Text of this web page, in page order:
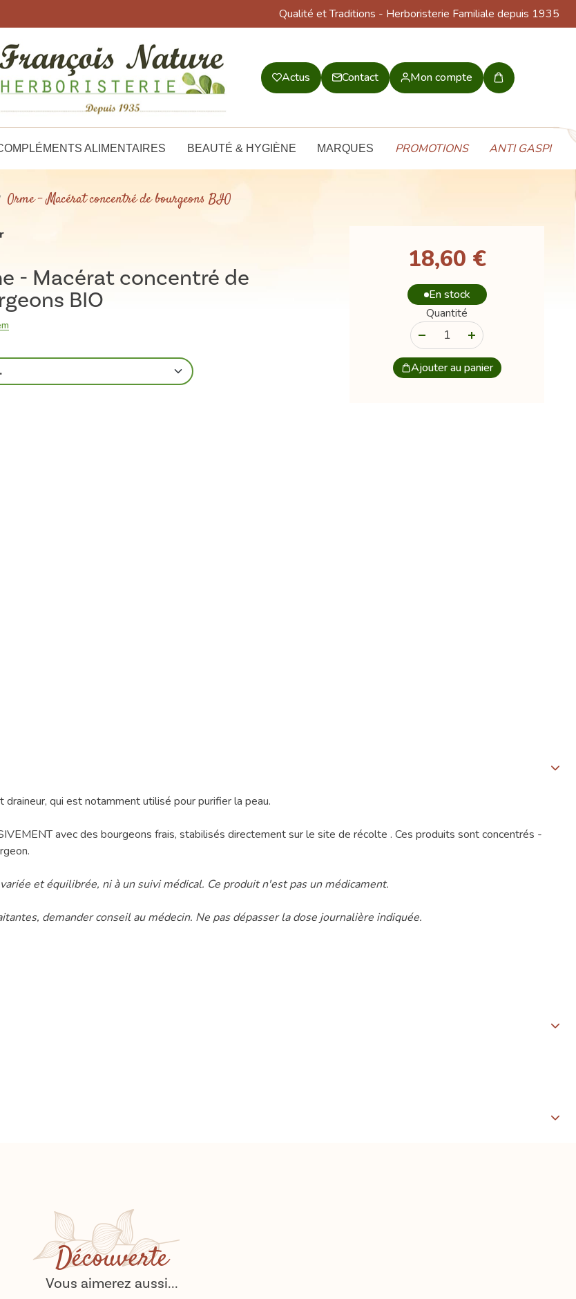
Qualité et Traditions - Herboristerie Familiale depuis 1935
Actus Contact Mon compte
Mon
ALIMENTAIRES BEAUTÉ & HYGIÈNE MARQUES PROMOTIONS ANTI GASPI
Orme - Macérat concentré de bourgeons BIO
- Macérat concentré de
BIO
18,60 €
En stock
Quantité
Ajouter au panier
draineur, qui est notamment utilisé pour purifier la peau.
avec des bourgeons frais, stabilisés directement sur le site de récolte . Ces produits sont concentrés -
et équilibrée, ni à un suivi médical. Ce produit n'est pas un médicament.
demander conseil au médecin. Ne pas dépasser la dose journalière indiquée.
Découverte
Vous aimerez aussi...